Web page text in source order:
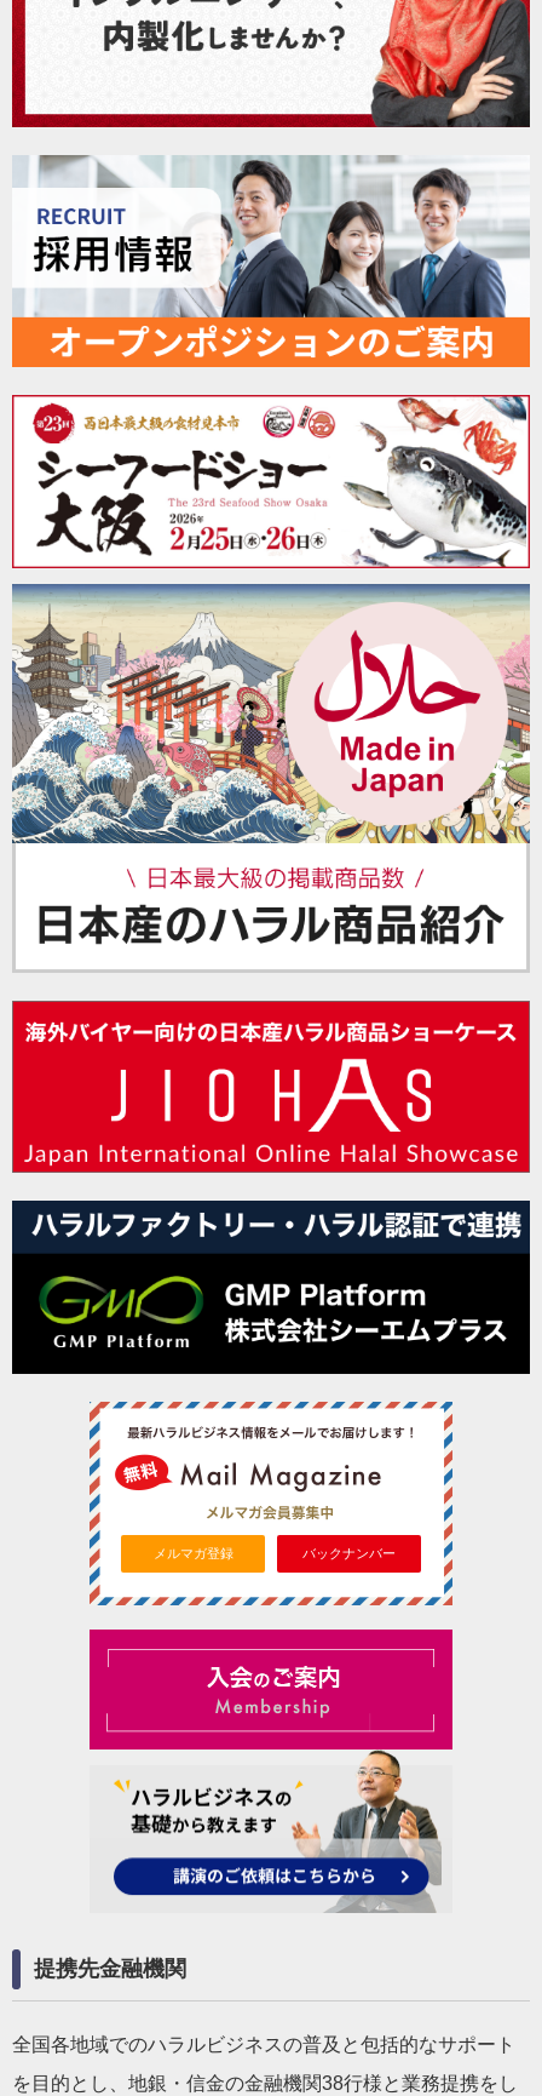
メルマガ登録 バックナンバー
提携先金融機関
全国各地域でのハラルビジネスの普及と包括的なサポート
を目的とし、地銀・信金の金融機関38行様と業務提携をし